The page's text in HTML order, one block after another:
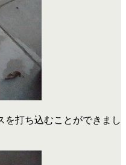
打ち込むことができまし